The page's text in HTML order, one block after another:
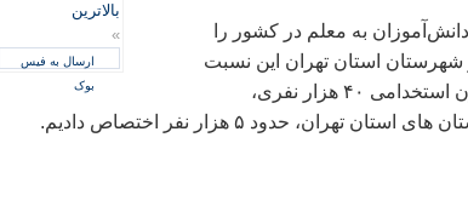
بالاترین
»
ارسال به فیس
بوک
به معلم در کشور را
شهرستان استان تهران اين نسبت
«۲۲ به يک » است، لذا در آزمون استخدامی ۴۰ هزار نفری،
حدود ۵ هزار نفر اختصاص داديم.